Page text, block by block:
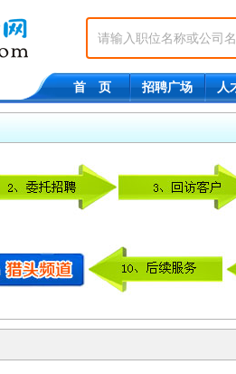
首 页 招聘广场 人